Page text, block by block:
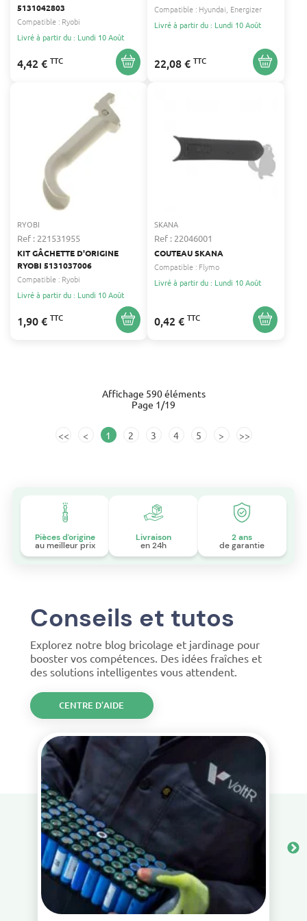
5131042803
Compatible : Ryobi
Livré à partir du : Lundi 10 Août
4,42 € TTC
Compatible : Hyundai Energizer
Livré à partir du : Lundi 10 Août
22,08 € TTC
RYOBI
Ref : 221531955
KIT GÂCHETTE D'ORIGINE
RYOBI 5131037006
Compatible : Ryobi
Livré à partir du : Lundi 10 Août
1,90 € TTC
SKANA
Ref : 22046001
COUTEAU SKANA
Compatible : Flymo
Livré à partir du : Lundi 10 Août
0,42 € TTC
Affichage 590 éléments
Page 1/19
<< < 1 2 3 4 5 > >>
Pièces d'origine
au meilleur prix
Livraison
en 24h
2 ans
de garantie
Conseils et tutos
Explorez notre blog bricolage et jardinage pour
booster vos compétences. Des idées fraîches et
des solutions intelligentes vous attendent.
CENTRE D’AIDE